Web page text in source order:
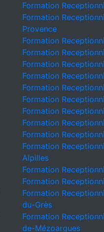
Formation
Formation
Provence
Formation
Formation
Formation
Formation
Formation
Formation
Formation
Formation
Formation
Formation
Alpilles
Formation
Formation
Formation
du-Grès
Formation
de-Mézoargues